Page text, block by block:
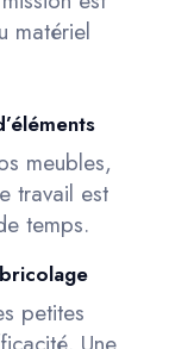
matériel
meubles,
travail est
temps.
petites